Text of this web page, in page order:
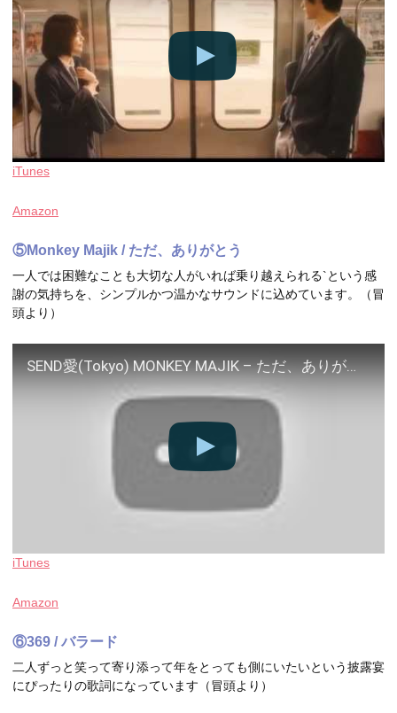
iTunes
Amazon
⑤Monkey Majik / ただ、ありがとう
一人では困難なことも大切な人がいれば乗り越えられる`という感
謝の気持ちを、シンプルかつ温かなサウンドに込めています。（冒
頭より）
SEND愛(Tokyo) MONKEY MAJIK – ただ、ありがとう
iTunes
Amazon
⑥369 / バラード
二人ずっと笑って寄り添って年をとっても側にいたいという披露宴
にぴったりの歌詞になっています（冒頭より）